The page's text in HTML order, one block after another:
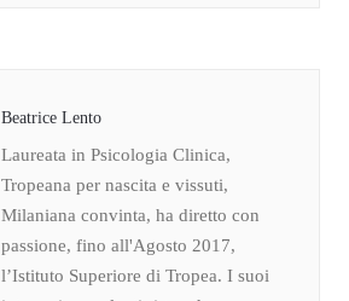
Beatrice Lento
Laureata in Psicologia Clinica,
Tropeana per nascita e vissuti,
Milaniana convinta, ha diretto con
passione, fino all'Agosto 2017,
l’Istituto Superiore di Tropea. I suoi